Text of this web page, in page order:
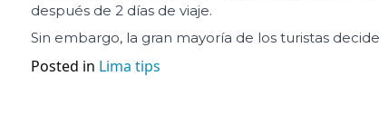
después de 2 días de viaje.
Sin embargo, la gran mayoría de los turistas
Posted in Lima tips